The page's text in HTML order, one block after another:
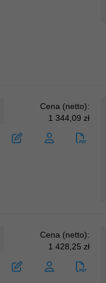
Cena (netto):
1 344,09 zł
Cena (netto):
1 428,25 zł